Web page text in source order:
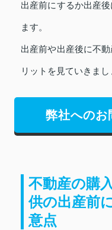
出産前にするか出産
ます。
出産前や出産後に不
リットを見ていきまし
弊社へのお
不動産の購
供の出産前
意点